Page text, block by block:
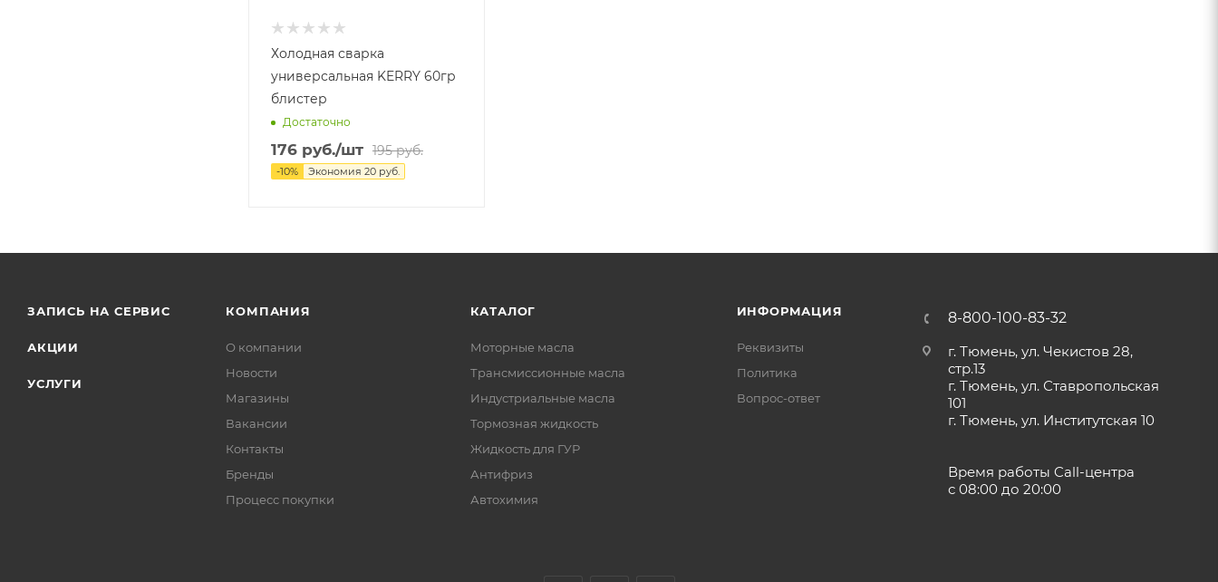
Холодная сварка
универсальная KERRY 60гр
блистер
Достаточно
176 руб./шт 195руб.
-10% Экономия 20 руб.
ЗАПИСЬ НА СЕРВИС
АКЦИИ
УСЛУГИ
КОМПАНИЯ
О компании
Новости
Магазины
Вакансии
Контакты
Бренды
Процесс покупки
КАТАЛОГ
Моторные масла
Трансмиссионные масла
Индустриальные масла
Тормозная жидкость
Жидкость для ГУР
Антифриз
Автохимия
ИНФОРМАЦИЯ
Реквизиты
Политика
Вопрос-ответ
8-800-100-83-32
г. Тюмень, ул. Чекистов 28,
стр.13
г. Тюмень, ул. Ставропольская
101
г. Тюмень, ул. Институтская 10
Время работы Call-центра
с 08:00 до 20:00